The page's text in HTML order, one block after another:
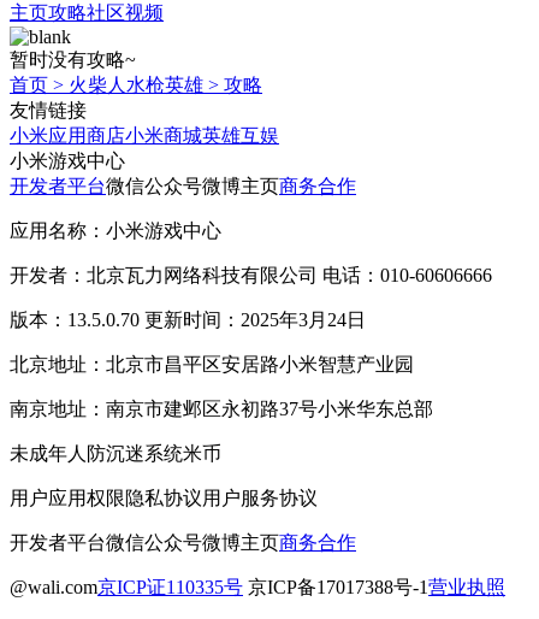
主页攻略社区视频
暂时没有攻略~
首页 > 火柴人水枪英雄 > 攻略
友情链接
小米应用商店小米商城英雄互娱
小米游戏中心
开发者平台微信公众号微博主页商务合作
应用名称：小米游戏中心
开发者：北京瓦力网络科技有限公司 电话：010-60606666
版本：13.5.0.70 更新时间：2025年3月24日
北京地址：北京市昌平区安居路小米智慧产业园
南京地址：南京市建邺区永初路37号小米华东总部
未成年人防沉迷系统米币
用户应用权限隐私协议用户服务协议
开发者平台微信公众号微博主页商务合作
@wali.com京ICP证110335号 京ICP备17017388号-1营业执照